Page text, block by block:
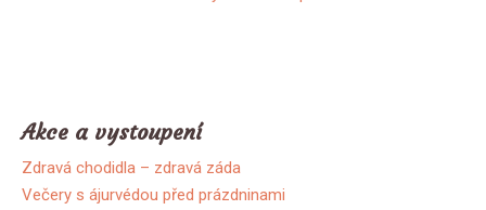
Akce a vystoupení
Zdravá chodidla – zdravá záda
Večery s ájurvédou před prázdninami